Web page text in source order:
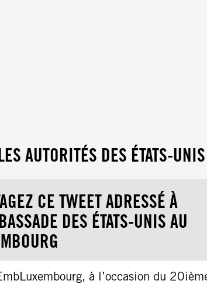
AUTORITÉS DES ÉTATS-UNIS
CE TWEET ADRESSÉ À
DES ÉTATS-UNIS AU
à l’occasion du